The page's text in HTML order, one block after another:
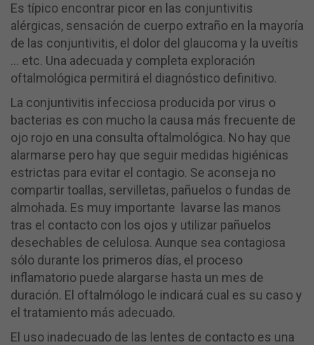
Es típico encontrar picor en las conjuntivitis
alérgicas, sensación de cuerpo extraño en la mayoría
de las conjuntivitis, el dolor del glaucoma y la uveítis
... etc. Una adecuada y completa exploración
oftalmológica permitirá el diagnóstico definitivo.
La conjuntivitis infecciosa producida por virus o
bacterias es con mucho la causa más frecuente de
ojo rojo en una consulta oftalmológica. No hay que
alarmarse pero hay que seguir medidas higiénicas
estrictas para evitar el contagio. Se aconseja no
compartir toallas, servilletas, pañuelos o fundas de
almohada. Es muy importante lavarse las manos
tras el contacto con los ojos y utilizar pañuelos
desechables de celulosa. Aunque sea contagiosa
sólo durante los primeros días, el proceso
inflamatorio puede alargarse hasta un mes de
duración. El oftalmólogo le indicará cual es su caso y
el tratamiento más adecuado.
El uso inadecuado de las lentes de contacto es una